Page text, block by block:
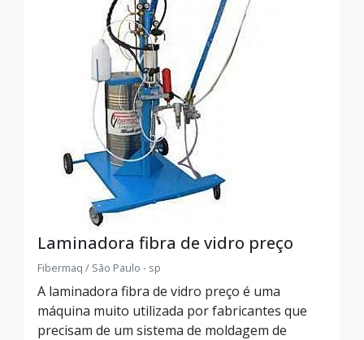
Laminadora fibra de vidro preço
Fibermaq / São Paulo - sp
A laminadora fibra de vidro preço é uma
máquina muito utilizada por fabricantes que
precisam de um sistema de moldagem de